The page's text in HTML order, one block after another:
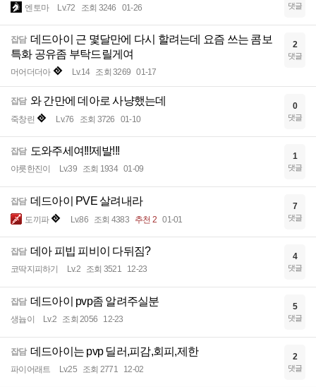
엔토마 Lv.72 조회 3246 01-26 댓글
잡담 데드아이 근 몇달만에 다시 할려는데 요즘 쓰는 콤보
특화 공유좀 부탁드릴게여
머어더더아 Lv.14 조회 3269 01-17
2
댓글
잡담 와 간만에 데아로 사냥했는데
죽창린 Lv.76 조회 3726 01-10
0
댓글
잡담 도와주세여!!!제발!!!
야릇한진이 Lv.39 조회 1934 01-09
1
댓글
잡담 데드아이 PVE 살려내라
도끼파 Lv.86 조회 4383 추천 2 01-01
7
댓글
잡담 데아 피빕 피비이 다뒤짐?
코딱지피하기 Lv.2 조회 3521 12-23
4
댓글
잡담 데드아이 pvp좀 알려주실분
생늅이 Lv.2 조회 2056 12-23
5
댓글
잡담 데드아이는 pvp 딜러,피감,회피,제한
파이어래트 Lv.25 조회 2771 12-02
2
댓글